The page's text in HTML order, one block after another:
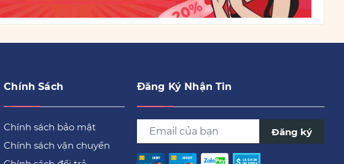
Chính Sách
Chính sách bảo mật
Chính sách vận chuyển
Đăng Ký Nhận Tin
Đăng ký